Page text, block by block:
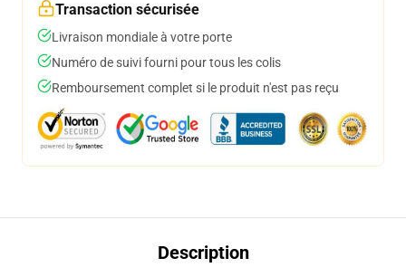
Transaction sécurisée
Livraison mondiale à votre porte
Numéro de suivi fourni pour tous les colis
Remboursement complet si le produit n'est pas reçu
Description